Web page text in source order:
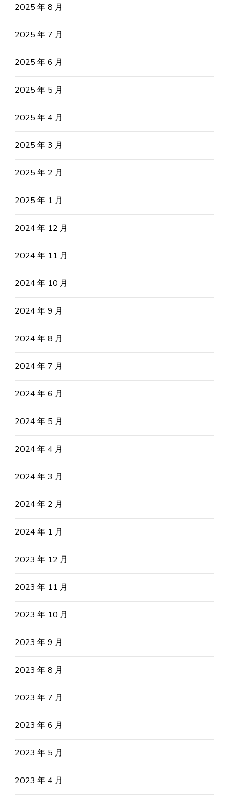
2025 年 8 月
2025 年 7 月
2025 年 6 月
2025 年 5 月
2025 年 4 月
2025 年 3 月
2025 年 2 月
2025 年 1 月
2024 年 12 月
2024 年 11 月
2024 年 10 月
2024 年 9 月
2024 年 8 月
2024 年 7 月
2024 年 6 月
2024 年 5 月
2024 年 4 月
2024 年 3 月
2024 年 2 月
2024 年 1 月
2023 年 12 月
2023 年 11 月
2023 年 10 月
2023 年 9 月
2023 年 8 月
2023 年 7 月
2023 年 6 月
2023 年 5 月
2023 年 4 月